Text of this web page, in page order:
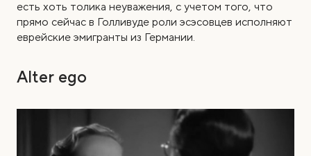
есть хоть толика неуважения, с учетом того, что
прямо сейчас в Голливуде роли эсэсовцев исполняют
еврейские эмигранты из Германии.
Alter ego